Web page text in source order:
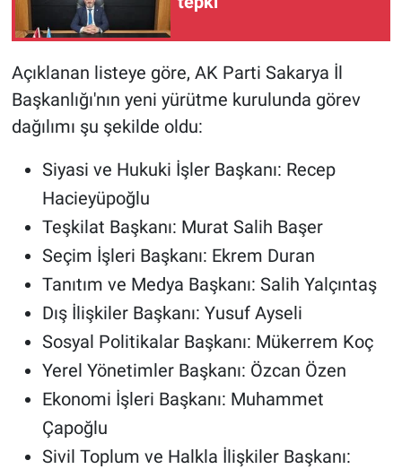
Açıklanan listeye göre, AK Parti Sakarya İl
Başkanlığı'nın yeni yürütme kurulunda görev
dağılımı şu şekilde oldu:
Siyasi ve Hukuki İşler Başkanı: Recep
Hacieyüpoğlu
Teşkilat Başkanı: Murat Salih Başer
Seçim İşleri Başkanı: Ekrem Duran
Tanıtım ve Medya Başkanı: Salih Yalçıntaş
Dış İlişkiler Başkanı: Yusuf Ayseli
Sosyal Politikalar Başkanı: Mükerrem Koç
Yerel Yönetimler Başkanı: Özcan Özen
Ekonomi İşleri Başkanı: Muhammet
Çapoğlu
Sivil Toplum ve Halkla İlişkiler Başkanı: